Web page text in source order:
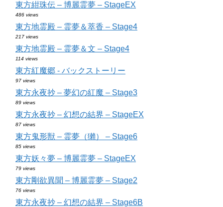
東方紺珠伝 – 博麗霊夢 – StageEX
486 views
東方地霊殿 – 霊夢＆萃香 – Stage4
217 views
東方地霊殿 – 霊夢＆文 – Stage4
114 views
東方紅魔郷 - バックストーリー
97 views
東方永夜抄 – 夢幻の紅魔 – Stage3
89 views
東方永夜抄 – 幻想の結界 – StageEX
87 views
東方鬼形獣 – 霊夢（獺） – Stage6
85 views
東方妖々夢 – 博麗霊夢 – StageEX
79 views
東方剛欲異聞 – 博麗霊夢 – Stage2
76 views
東方永夜抄 – 幻想の結界 – Stage6B